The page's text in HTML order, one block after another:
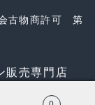
古物商許可 第
販売専門店